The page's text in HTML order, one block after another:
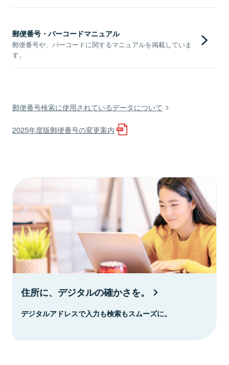
郵便番号・バーコードマニュアル
郵便番号や、バーコードに関するマニュアルを掲載していま
す。
郵便番号検索に使用されているデータについて
2025年度版郵便番号の変更案内
住所に、デジタルの確かさを。
デジタルアドレスで入力も検索もスムーズに。